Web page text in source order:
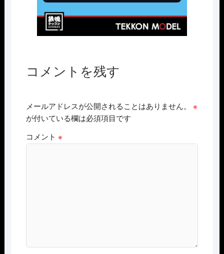
コメントを残す
メールアドレスが公開されることはありません。
※
が付いている欄は必須項目です
コメント ※